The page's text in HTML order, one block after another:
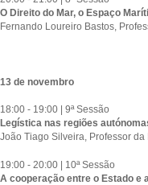
O Direito do Mar, o Espaço
Fernando Loureiro Bastos,
13 de novembro
18:00 - 19:00 | 9ª Sessão
Legística nas regiões
João Tiago Silveira, Professor
19:00 - 20:00 | 10ª Sessão
A cooperação entre o Estado e